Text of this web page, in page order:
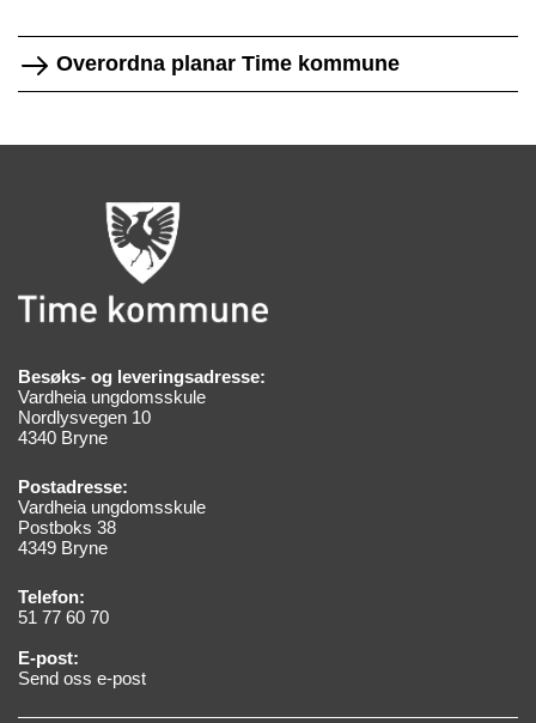
Overordna planar Time kommune
Besøks- og leveringsadresse:
Vardheia ungdomsskule
Nordlysvegen 10
4340 Bryne
Postadresse:
Vardheia ungdomsskule
Postboks 38
4349 Bryne
Telefon:
51 77 60 70
E-post:
Send oss e-post